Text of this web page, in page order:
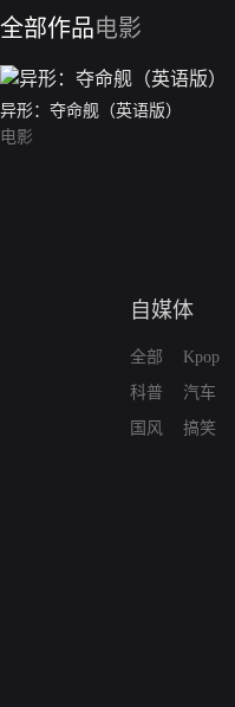
全部作品电影
异形：夺命舰（英语版）
电影
自媒体
全部
科普
国风
Kpop
汽车
搞笑